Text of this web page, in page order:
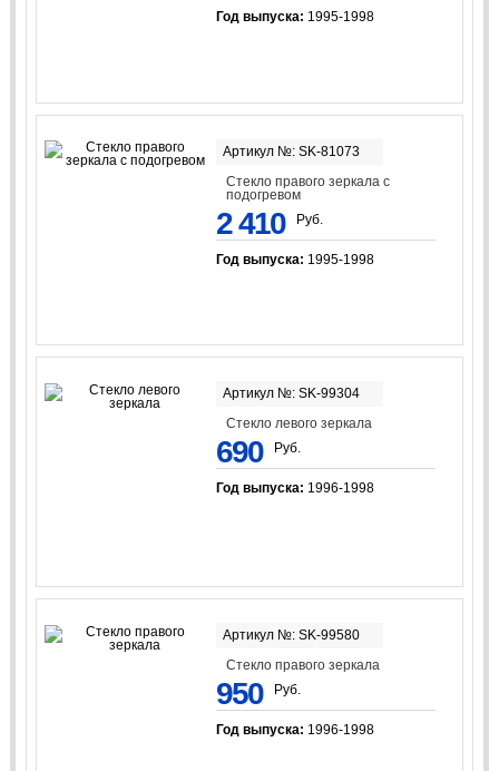
Год выпуска: 1995-1998
Артикул №: SK-81073
Стекло правого зеркала с
подогревом
2 410 Руб.
Год выпуска: 1995-1998
Артикул №: SK-99304
Стекло левого зеркала
690 Руб.
Год выпуска: 1996-1998
Артикул №: SK-99580
Стекло правого зеркала
950 Руб.
Год выпуска: 1996-1998